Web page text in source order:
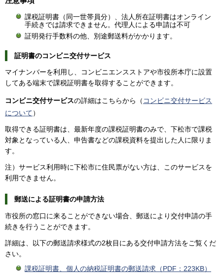
課税証明書（同一世帯員分）、法人所在証明書はオンライン
手続きでは請求できません。代理人による申請は不可
証明発行手数料の他、別途郵送料がかかります。
証明書のコンビニ交付サービス
マイナンバーを利用し、コンビニエンスストアや市役所本庁に設置
してある端末で課税証明書を取得することができます。
コンビニ交付サービスの詳細はこちらから（ コンビニ交付サービス
について）
取得できる証明書は、最新年度の課税証明書のみで、下松市で課税
対象となっている人、申告書などの課税資料を提出した人に限りま
す。
注）サービス利用時に下松市に住民票がない方は、このサービスを
利用できません。
郵送による証明書の申請方法
市役所の窓口に来ることができない場合、郵送により交付申請の手
続きを行うことができます。
詳細は、以下の郵送請求様式の2枚目にある交付申請方法をご覧くだ
さい。
課税証明書、個人の納税証明書の郵送請求（PDF：223KB）